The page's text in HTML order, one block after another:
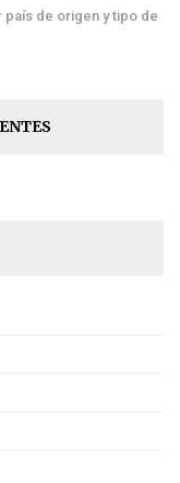
de origen y tipo de